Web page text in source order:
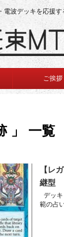
電波デッキを応援す
ご挨拶
」 一覧
【レ
継型
デッ
範の占